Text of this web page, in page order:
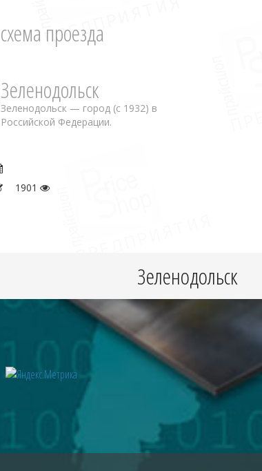
схема проезда
Зеленодольск
Зеленодольск — город (с 1932) в
Российской Федерации.
1901
Зеленодольск